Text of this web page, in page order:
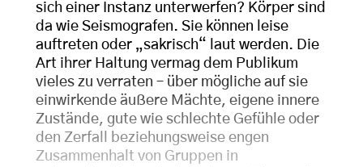
sich einer Instanz unterwerfen? Körper sind
da wie Seismografen. Sie können leise
auftreten oder „sakrisch“ laut werden. Die
Art ihrer Haltung vermag dem Publikum
vieles zu verraten – über mögliche auf sie
einwirkende äußere Mächte, eigene innere
Zustände, gute wie schlechte Gefühle oder
den Zerfall beziehungsweise engen
Zusammenhalt von Gruppen in